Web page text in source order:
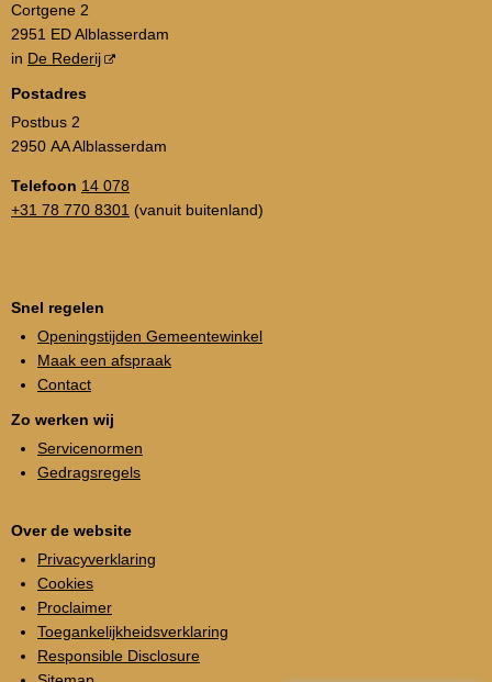
Cortgene 2
2951 ED Alblasserdam
in De Rederij
Postadres
Postbus 2
2950 AA Alblasserdam
Telefoon 14 078
+31 78 770 8301 (vanuit buitenland)
Snel regelen
Openingstijden Gemeentewinkel
Maak een afspraak
Contact
Zo werken wij
Servicenormen
Gedragsregels
Over de website
Privacyverklaring
Cookies
Proclaimer
Toegankelijkheidsverklaring
Responsible Disclosure